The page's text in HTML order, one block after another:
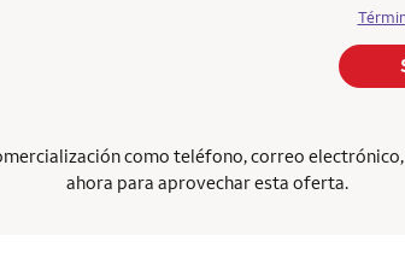
como teléfono, correo
ahora para aprovechar esta oferta.